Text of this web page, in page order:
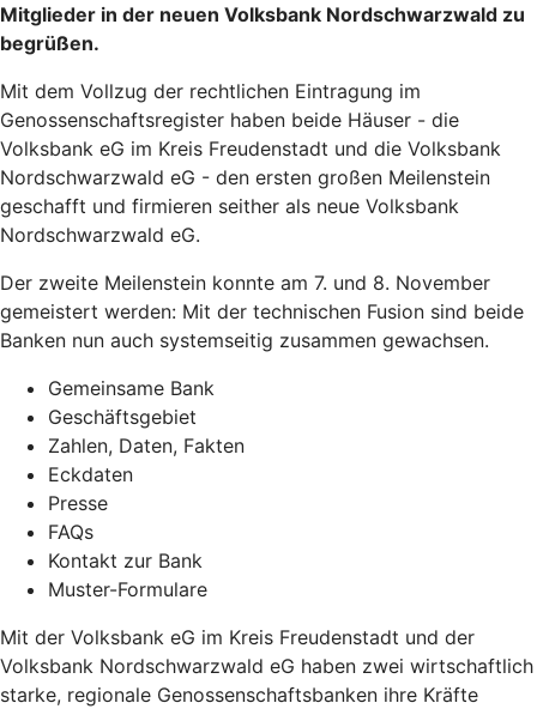
Mitglieder in der neuen Volksbank Nordschwarzwald zu
begrüßen.
Mit dem Vollzug der rechtlichen Eintragung im
Genossenschaftsregister haben beide Häuser - die
Volksbank eG im Kreis Freudenstadt und die Volksbank
Nordschwarzwald eG - den ersten großen Meilenstein
geschafft und firmieren seither als neue Volksbank
Nordschwarzwald eG.
Der zweite Meilenstein konnte am 7. und 8. November
gemeistert werden: Mit der technischen Fusion sind beide
Banken nun auch systemseitig zusammen gewachsen.
Gemeinsame Bank
Geschäftsgebiet
Zahlen, Daten, Fakten
Eckdaten
Presse
FAQs
Kontakt zur Bank
Muster-Formulare
Mit der Volksbank eG im Kreis Freudenstadt und der
Volksbank Nordschwarzwald eG haben zwei wirtschaftlich
starke, regionale Genossenschaftsbanken ihre Kräfte